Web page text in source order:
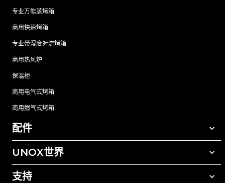
专业万能蒸烤箱
商用快速烤箱
专业带湿度对流烤箱
商用热风炉
保温柜
商用电气式烤箱
商用燃气式烤箱
配件
所有配件
UNOX世界
我们在全球的办事处
支持